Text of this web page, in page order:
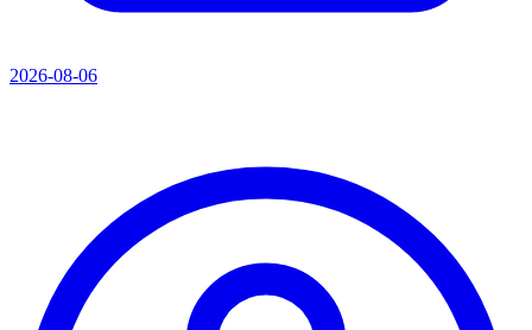
2026-08-06